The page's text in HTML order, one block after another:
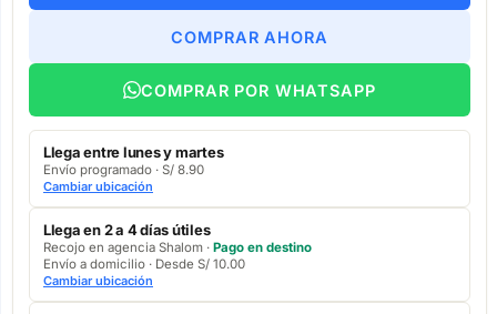
COMPRAR AHORA
COMPRAR POR WHATSAPP
Llega entre lunes y martes
Envío programado · S/ 8.90
Cambiar ubicación
Llega en 2 a 4 días útiles
Recojo en agencia Shalom · Pago en destino
Envío a domicilio · Desde S/ 10.00
Cambiar ubicación